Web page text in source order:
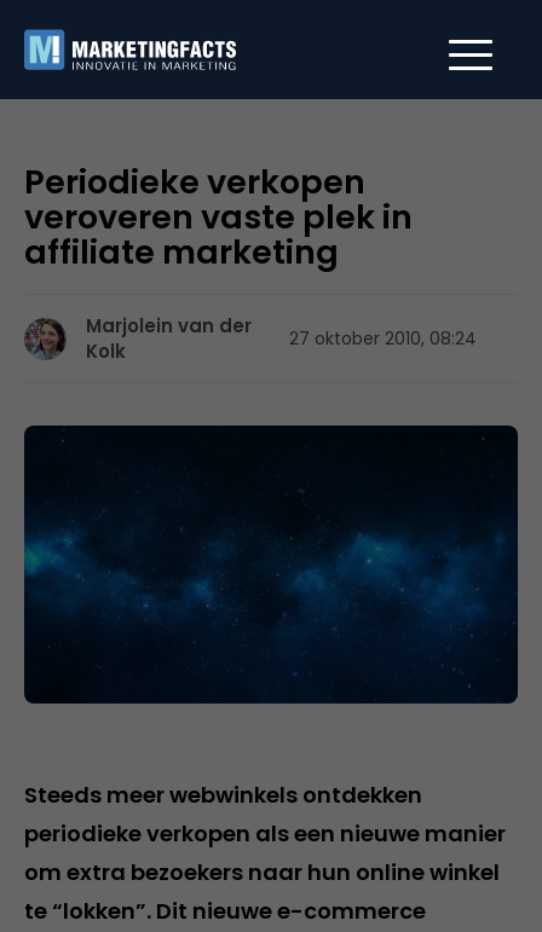
Periodieke verkopen
veroveren vaste plek in
affiliate marketing
Marjolein van der
Kolk
27 oktober 2010, 08:24
Steeds meer webwinkels ontdekken
periodieke verkopen als een nieuwe manier
om extra bezoekers naar hun online winkel
te “lokken”. Dit nieuwe e-commerce